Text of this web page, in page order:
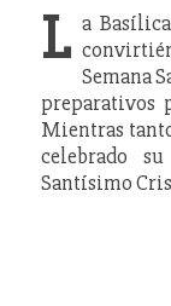
L a
Semana
preparativos
Mientras
celebrado
Santísimo